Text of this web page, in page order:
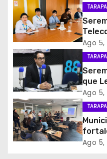
i
ó
n
d
e
e
n
para
Ago 5,
que
y el
Ago 5,
de
Ago 5,